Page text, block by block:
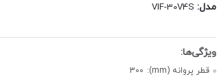
مدل:
قطر پروانه (mm):
300